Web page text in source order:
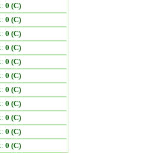
0 (C)
0 (C)
0 (C)
0 (C)
0 (C)
0 (C)
0 (C)
0 (C)
0 (C)
0 (C)
0 (C)